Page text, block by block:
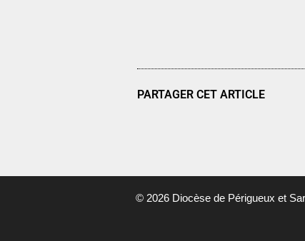
PARTAGER CET ARTICLE
© 2026 Diocèse de Périgueux et